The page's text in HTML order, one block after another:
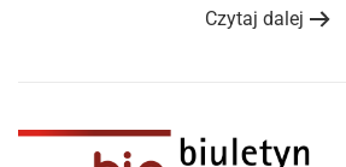
Czytaj dalej